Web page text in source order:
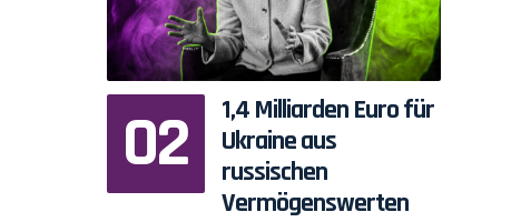
1,4 Milliarden Euro für
Ukraine aus
russischen
Vermögenswerten